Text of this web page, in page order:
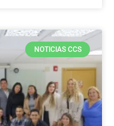
NOTICIAS CCS